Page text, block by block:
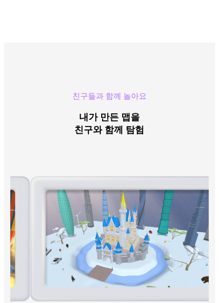
친구들과 함께 놀아요
내가 만든 맵을
친구와 함께 탐험